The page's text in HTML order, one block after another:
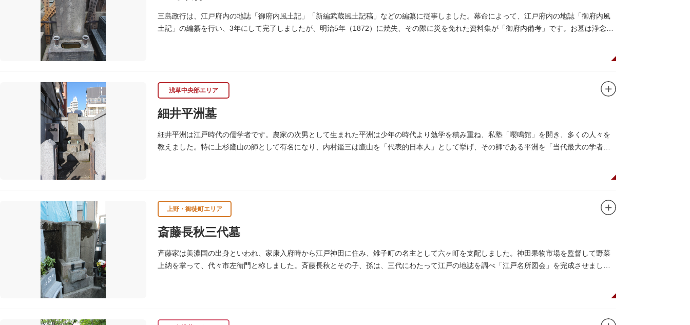
三島政行は、江戸府内の地誌「御府内風土記」「新編武蔵風土記稿」などの編纂に従事しました。幕命によって、江戸府内の地誌「御府内風
土記」の編纂を行い、3年にして完了しましたが、明治5年（1872）に焼失、その際に災を免れた資料集が「御府内備考」です。お墓は浄念寺
浅草中央部エリア
細井平洲墓
細井平洲は江戸時代の儒学者です。農家の次男として生まれた平洲は少年の時代より勉学を積み重ね、私塾「嚶鳴館」を開き、多くの人々を
教えました。特に上杉鷹山の師として有名になり、内村鑑三は鷹山を「代表的日本人」として挙げ、その師である平洲を「当代最大の学者の
上野・御徒町エリア
斎藤長秋三代墓
斉藤家は美濃国の出身といわれ、家康入府時から江戸神田に住み、雉子町の名主として六ヶ町を支配しました。神田果物市場を監督して野菜
上納を掌って、代々市左衛門と称しました。斉藤長秋とその子、孫は、三代にわたって江戸の地誌を調べ「江戸名所図会」を完成させまし